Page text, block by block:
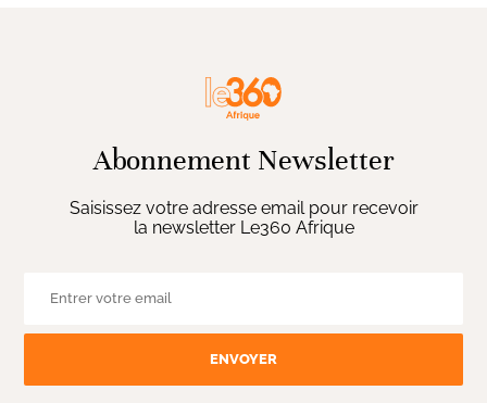
Abonnement Newsletter
Saisissez votre adresse email pour recevoir
la newsletter Le360 Afrique
ENVOYER